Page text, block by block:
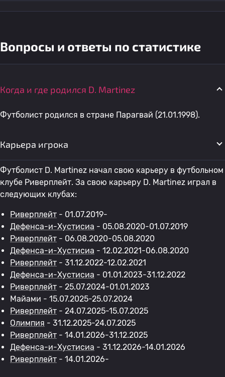
Вопросы и ответы по статистике
Когда и где родился D. Martinez
Футболист родился в стране Парагвай (21.01.1998).
Карьера игрока
Футболист D. Martinez начал свою карьеру в футбольном
клубе Риверплейт. За свою карьеру D. Martinez играл в
следующих клубах:
Риверплейт - 01.07.2019-
Дефенса-и-Хустисиа - 05.08.2020-01.07.2019
Риверплейт - 06.08.2020-05.08.2020
Дефенса-и-Хустисиа - 12.02.2021-06.08.2020
Риверплейт - 31.12.2022-12.02.2021
Дефенса-и-Хустисиа - 01.01.2023-31.12.2022
Риверплейт - 25.07.2024-01.01.2023
Майами - 15.07.2025-25.07.2024
Риверплейт - 24.07.2025-15.07.2025
Олимпия - 31.12.2025-24.07.2025
Риверплейт - 14.01.2026-31.12.2025
Дефенса-и-Хустисиа - 31.12.2026-14.01.2026
Риверплейт - 14.01.2026-